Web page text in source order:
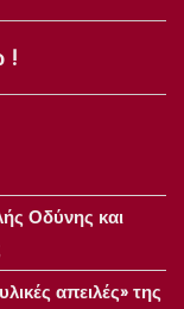
!
Οδύνης και
απειλές» της